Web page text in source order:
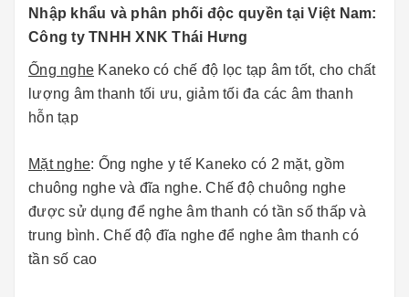
Nhập khẩu và phân phối độc quyền tại Việt Nam:
Công ty TNHH XNK Thái Hưng
Ống nghe Kaneko có chế độ lọc tạp âm tốt, cho chất
lượng âm thanh tối ưu, giảm tối đa các âm thanh
hỗn tạp
Mặt nghe: Ống nghe y tếKaneko có 2 mặt, gồm
chuông nghe và đĩa nghe. Chế độ chuông nghe
được sử dụng để nghe âm thanh có tần số thấp và
trung bình. Chế độ đĩa nghe để nghe âm thanh có
tần số cao